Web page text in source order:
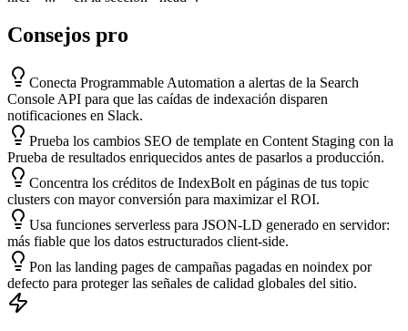
Consejos pro
Conecta Programmable Automation a alertas de la Search
Console API para que las caídas de indexación disparen
notificaciones en Slack.
Prueba los cambios SEO de template en Content Staging con la
Prueba de resultados enriquecidos antes de pasarlos a producción.
Concentra los créditos de IndexBolt en páginas de tus topic
clusters con mayor conversión para maximizar el ROI.
Usa funciones serverless para JSON-LD generado en servidor:
más fiable que los datos estructurados client-side.
Pon las landing pages de campañas pagadas en noindex por
defecto para proteger las señales de calidad globales del sitio.